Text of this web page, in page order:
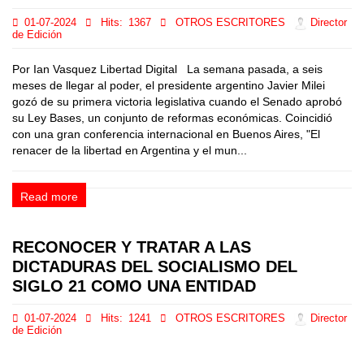
01-07-2024 Hits: 1367 OTROS ESCRITORES
Director
de Edición
Por Ian Vasquez Libertad Digital La semana pasada, a seis
meses de llegar al poder, el presidente argentino Javier Milei
gozó de su primera victoria legislativa cuando el Senado aprobó
su Ley Bases, un conjunto de reformas económicas. Coincidió
con una gran conferencia internacional en Buenos Aires, "El
renacer de la libertad en Argentina y el mun...
Read more
RECONOCER Y TRATAR A LAS
DICTADURAS DEL SOCIALISMO DEL
SIGLO 21 COMO UNA ENTIDAD
01-07-2024 Hits: 1241 OTROS ESCRITORES
Director
de Edición